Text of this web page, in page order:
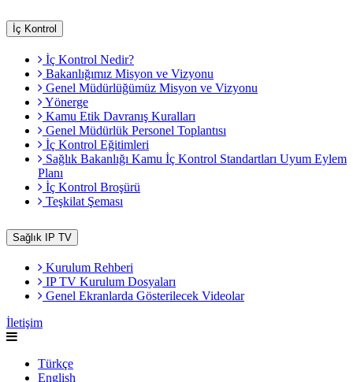
İç Kontrol
İç Kontrol Nedir?
Bakanlığımız Misyon ve Vizyonu
Genel Müdürlüğümüz Misyon ve Vizyonu
Yönerge
Kamu Etik Davranış Kuralları
Genel Müdürlük Personel Toplantısı
İç Kontrol Eğitimleri
Sağlık Bakanlığı Kamu İç Kontrol Standartları Uyum Eylem
Planı
İç Kontrol Broşürü
Teşkilat Şeması
Sağlık IP TV
Kurulum Rehberi
IP TV Kurulum Dosyaları
Genel Ekranlarda Gösterilecek Videolar
İletişim
Türkçe
English